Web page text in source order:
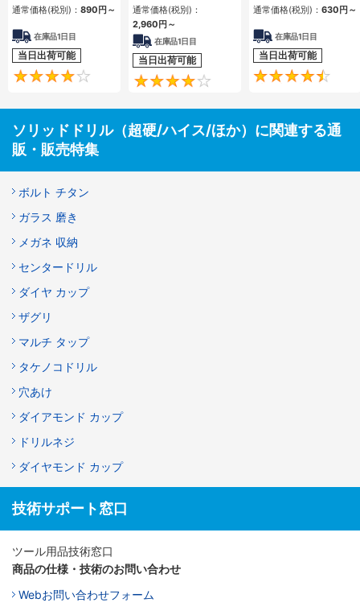
通常価格(税別)： 890円～
在庫品1日目
当日出荷可能
4.2
通常価格(税別)：
2,960円～
在庫品1日目
当日出荷可能
4
通常価格(税別)： 630円～
在庫品1日目
当日出荷可能
ソリッドドリル（超硬/ハイス/ほか）に関連する通
販・販売特集
ボルト チタン
ガラス 磨き
メガネ 収納
センタードリル
ダイヤ カップ
ザグリ
マルチ タップ
タケノコドリル
穴あけ
ダイアモンド カップ
ドリルネジ
ダイヤモンド カップ
技術サポート窓口
ツール用品技術窓口
商品の仕様・技術のお問い合わせ
Webお問い合わせフォーム